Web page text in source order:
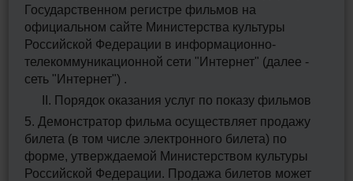
Государственном регистре фильмов на
официальном сайте Министерства культуры
Российской Федерации в информационно-
телекоммуникационной сети "Интернет" (далее -
сеть "Интернет") .
II. Порядок оказания услуг по показу фильмов
5. Демонстратор фильма осуществляет продажу
билета (в том числе электронного билета) по
форме, утверждаемой Министерством культуры
Российской Федерации. Продажа билетов может